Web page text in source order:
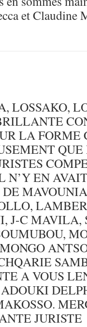
et
LOSSAKO,
LA FORME
N’Y EN
J-C MAVILA,
A VOUS
ADOUKI
JURISTE